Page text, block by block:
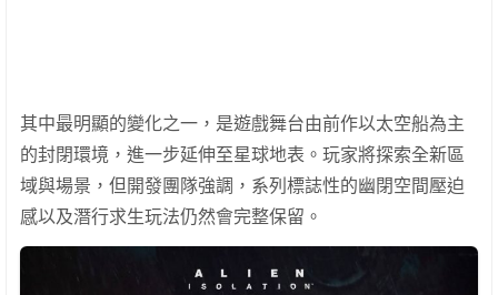
其中最明顯的變化之一，是遊戲舞台由前作以太空船為主
的封閉環境，進一步延伸至星球地表。玩家將探索全新區
域與場景，但開發團隊強調，系列標誌性的幽閉空間壓迫
感以及潛行求生玩法仍然會完整保留。